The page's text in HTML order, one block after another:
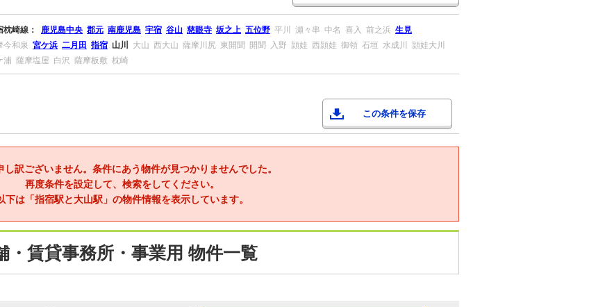
枕崎線： 鹿児島中央 郡元 南鹿児島 宇宿 谷山 慈眼寺 坂之上 五位野 平川 瀬々串 中名 喜入 前之浜 生見
今和泉 宮ケ浜 二月田 指宿 山川 大山 西大山 薩摩川尻 東開聞 開聞 入野 頴娃 西頴娃 御領 石垣 水成川
頴娃大川
浦 薩摩塩屋 白沢 薩摩板敷 枕崎
この条件を保存
し訳ございません。条件にあう物件が見つかりませんでした。
再度条件を設定して、検索をしてください。
下は「指宿駅と大山駅」の物件情報を表示しています。
・賃貸事務所・事業用 物件一覧